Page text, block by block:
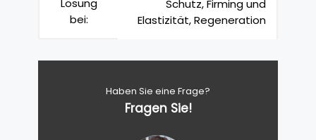
Lösung
bei:
Schutz, Firming und
Elastizität, Regeneration
Haben Sie eine Frage?
Fragen Sie!